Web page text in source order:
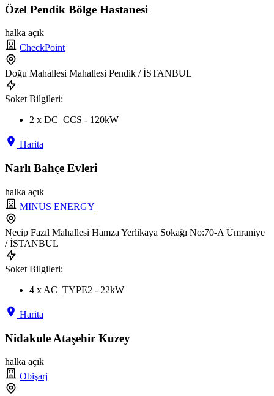
Özel Pendik Bölge Hastanesi
halka açık
CheckPoint
Doğu Mahallesi Mahallesi Pendik / İSTANBUL
Soket Bilgileri:
2 x DC_CCS - 120kW
Harita
Narlı Bahçe Evleri
halka açık
MINUS ENERGY
Necip Fazıl Mahallesi Hamza Yerlikaya Sokağı No:70-A Ümraniye
/ İSTANBUL
Soket Bilgileri:
4 x AC_TYPE2 - 22kW
Harita
Nidakule Ataşehir Kuzey
halka açık
Obişarj